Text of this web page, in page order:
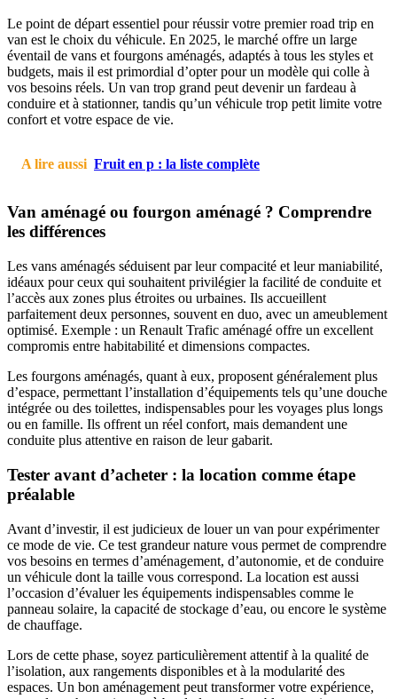
Le point de départ essentiel pour réussir votre premier road trip en
van est le choix du véhicule. En 2025, le marché offre un large
éventail de vans et fourgons aménagés, adaptés à tous les styles et
budgets, mais il est primordial d’opter pour un modèle qui colle à
vos besoins réels. Un van trop grand peut devenir un fardeau à
conduire et à stationner, tandis qu’un véhicule trop petit limite votre
confort et votre espace de vie.
A lire aussi Fruit en p : la liste complète
Van aménagé ou fourgon aménagé ? Comprendre
les différences
Les vans aménagés séduisent par leur compacité et leur maniabilité,
idéaux pour ceux qui souhaitent privilégier la facilité de conduite et
l’accès aux zones plus étroites ou urbaines. Ils accueillent
parfaitement deux personnes, souvent en duo, avec un ameublement
optimisé. Exemple : un Renault Trafic aménagé offre un excellent
compromis entre habitabilité et dimensions compactes.
Les fourgons aménagés, quant à eux, proposent généralement plus
d’espace, permettant l’installation d’équipements tels qu’une douche
intégrée ou des toilettes, indispensables pour les voyages plus longs
ou en famille. Ils offrent un réel confort, mais demandent une
conduite plus attentive en raison de leur gabarit.
Tester avant d’acheter : la location comme étape
préalable
Avant d’investir, il est judicieux de louer un van pour expérimenter
ce mode de vie. Ce test grandeur nature vous permet de comprendre
vos besoins en termes d’aménagement, d’autonomie, et de conduire
un véhicule dont la taille vous correspond. La location est aussi
l’occasion d’évaluer les équipements indispensables comme le
panneau solaire, la capacité de stockage d’eau, ou encore le système
de chauffage.
Lors de cette phase, soyez particulièrement attentif à la qualité de
l’isolation, aux rangements disponibles et à la modularité des
espaces. Un bon aménagement peut transformer votre expérience,